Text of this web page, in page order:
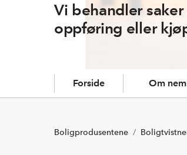
Vi behandler
oppføring eller
Forside Om
Boligprodusentene